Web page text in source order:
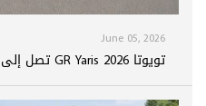
June 05, 2026
تويوتا GR Yaris 2026 تصل إلى الإمارات: سيارة راليات حقيقية ...